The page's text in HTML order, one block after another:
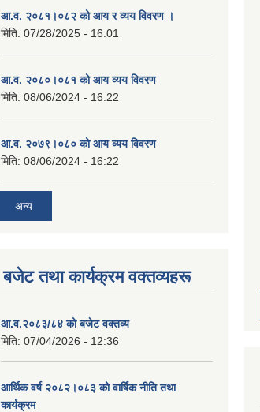
आ.व. २०८१।०८२ को आय र व्यय विवरण ।
मिति: 07/28/2025 - 16:01
आ.व. २०८०।०८१ को आय व्यय विवरण
मिति: 08/06/2024 - 16:22
आ.व. २०७९।०८० को आय व्यय विवरण
मिति: 08/06/2024 - 16:22
अन्य
बजेट तथा कार्यक्रम वक्तव्यहरू
आ.व.२०८३/८४ को बजेट वक्तव्य
मिति: 07/04/2026 - 12:36
आर्थिक वर्ष २०८२।०८३ को वार्षिक नीति तथा
कार्यक्रम